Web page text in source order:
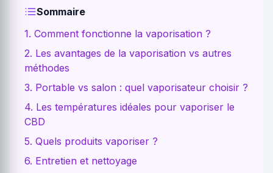
Sommaire
1. Comment fonctionne la vaporisation ?
2. Les avantages de la vaporisation vs autres
méthodes
3. Portable vs salon : quel vaporisateur choisir ?
4. Les températures idéales pour vaporiser le
CBD
5. Quels produits vaporiser ?
6. Entretien et nettoyage